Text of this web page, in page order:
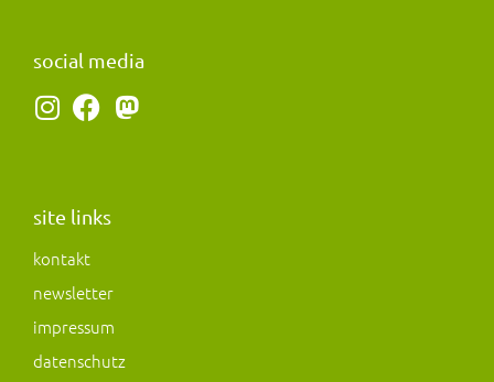
social media
I
a
r
a
m
F
b
o
k
M
site links
kontakt
newsletter
impressum
datenschutz